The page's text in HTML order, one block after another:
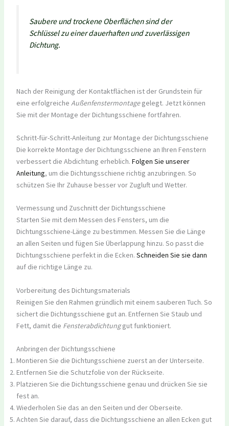
Saubere und trockene Oberflächen sind der
Schlüssel zu einer dauerhaften und zuverlässigen
Dichtung.
Nach der Reinigung der Kontaktflächen ist der Grundstein für
eine erfolgreiche Außenfenstermontagegelegt. Jetzt können
Sie mit der Montage der Dichtungsschiene fortfahren.
Schritt-für-Schritt-Anleitung zur Montage der Dichtungsschiene
Die korrekte Montage der Dichtungsschiene an Ihren Fenstern
verbessert die Abdichtung erheblich. Folgen Sie unserer
Anleitung, um die Dichtungsschiene richtig anzubringen. So
schützen Sie Ihr Zuhause besser vor Zugluft und Wetter.
Vermessung und Zuschnitt der Dichtungsschiene
Starten Sie mit dem Messen des Fensters, um die
Dichtungsschiene-Länge zu bestimmen. Messen Sie die Länge
an allen Seiten und fügen Sie Überlappung hinzu. So passt die
Dichtungsschiene perfekt in die Ecken. Schneiden Sie sie dann
auf die richtige Länge zu.
Vorbereitung des Dichtungsmaterials
Reinigen Sie den Rahmen gründlich mit einem sauberen Tuch. So
sichert die Dichtungsschiene gut an. Entfernen Sie Staub und
Fett, damit die Fensterabdichtunggut funktioniert.
Anbringen der Dichtungsschiene
Montieren Sie die Dichtungsschiene zuerst an der Unterseite.
Entfernen Sie die Schutzfolie von der Rückseite.
Platzieren Sie die Dichtungsschiene genau und drücken Sie sie
fest an.
Wiederholen Sie das an den Seiten und der Oberseite.
Achten Sie darauf, dass die Dichtungsschiene an allen Ecken gut